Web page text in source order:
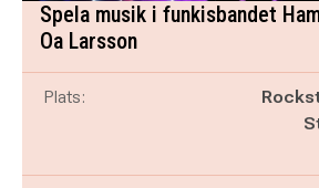
Spela musik i funkisbandet
Oa Larsson
Plats: